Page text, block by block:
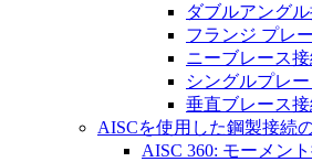
ダブルアング
フランジ プレ
ニーブレース
シングルプレ
垂直ブレース
AISCを使用した鋼製接続
AISC 360: モーメン